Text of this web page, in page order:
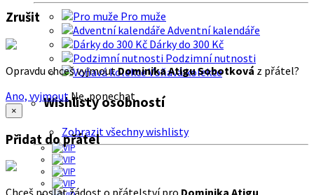
Pro muže
Adventní kalendáře
Dárky do 300 Kč
Podzimní nutnosti
Voňavá kolekce
Wishlisty osobností
Zobrazit všechny wishlisty
Zrušit
Opravdu chceš vyjmoutDominika Atigu Sobotková z přátel?
Ano, vyjmout Ne, ponechat
×
Přidat do přátel